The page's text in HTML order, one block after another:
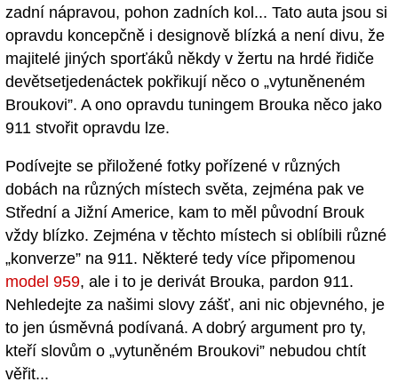
zadní nápravou, pohon zadních kol... Tato auta jsou si
opravdu koncepčně i designově blízká a není divu, že
majitelé jiných sporťáků někdy v žertu na hrdé řidiče
devětsetjedenáctek pokřikují něco o „vytuněneném
Broukovi”. A ono opravdu tuningem Brouka něco jako
911 stvořit opravdu lze.
Podívejte se přiložené fotky pořízené v různých
dobách na různých místech světa, zejména pak ve
Střední a Jižní Americe, kam to měl původní Brouk
vždy blízko. Zejména v těchto místech si oblíbili různé
„konverze” na 911. Některé tedy více připomenou
model 959, ale i to je derivát Brouka, pardon 911.
Nehledejte za našimi slovy zášť, ani nic objevného, je
to jen úsměvná podívaná. A dobrý argument pro ty,
kteří slovům o „vytuněném Broukovi” nebudou chtít
věřit...